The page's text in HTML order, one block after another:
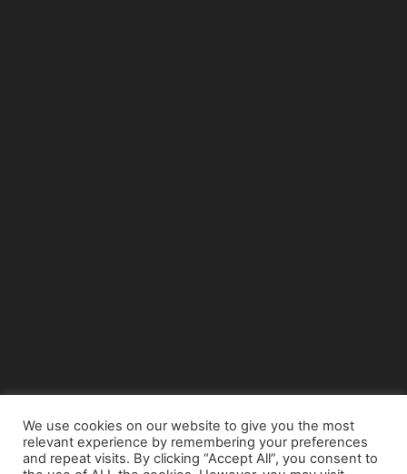
© Copyright 2015 - www.airnews.gr
We use cookies on our website to give you the most
relevant experience by remembering your preferences
and repeat visits. By clicking “Accept All”, you consent to